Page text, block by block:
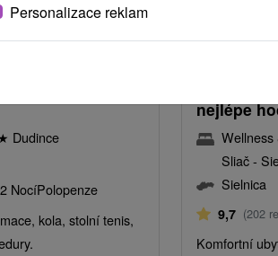
od2 045,93Kč
v Dudincích:
bazénového a
Dudince
NocíPolopenze
kola, stolní tenis,
do
nejlépe
Wellness
Sliač -
Sielnica
9,7 (202
Komfortní
Personalizace reklam